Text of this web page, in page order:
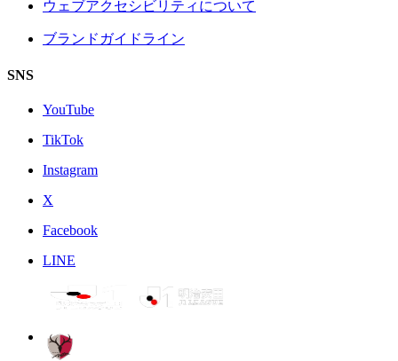
ウェブアクセシビリティについて
ブランドガイドライン
SNS
YouTube
TikTok
Instagram
X
Facebook
LINE